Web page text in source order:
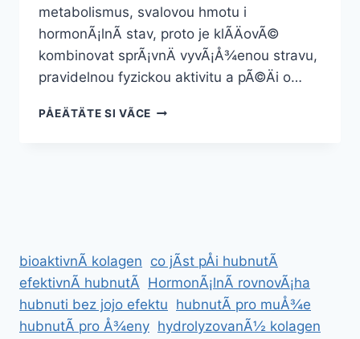
metabolismus, svalovou hmotu i
hormonÃ¡lnÃ­ stav, proto je klÃ­ÄovÃ©
kombinovat sprÃ¡vnÄ vyvÃ¡Å¾enou stravu,
pravidelnou fyzickou aktivitu a pÃ©Äi o…
PÅEÄTÄTE SI VÃ­CEPROGRAM
bioaktivnÃ­ kolagen co jÃ­st pÅi hubnutÃ­
efektivnÃ­ hubnutÃ­ HormonÃ¡lnÃ­ rovnovÃ¡ha
hubnuti bez jojo efektu hubnutÃ­ pro muÅ¾e
hubnutÃ­ pro Å¾eny hydrolyzovanÃ½ kolagen